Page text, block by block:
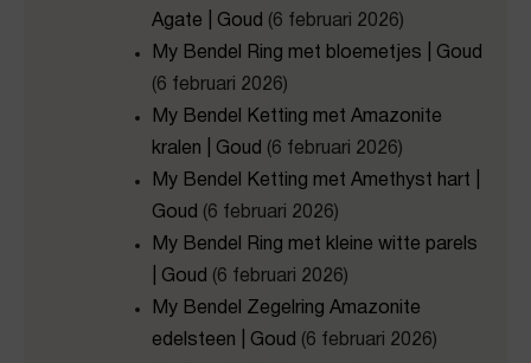
Agate | Goud (6 februari 2026)
My Bendel Ring met bloemetjes | Goud
(6 februari 2026)
My Bendel Ketting met Amazonite
kralen | Goud (6 februari 2026)
My Bendel Ketting met Amethyst hart |
Goud (6 februari 2026)
My Bendel Ring met kleine witte parels
| Goud (6 februari 2026)
My Bendel Zegelring Amazonite
edelsteen | Goud (6 februari 2026)